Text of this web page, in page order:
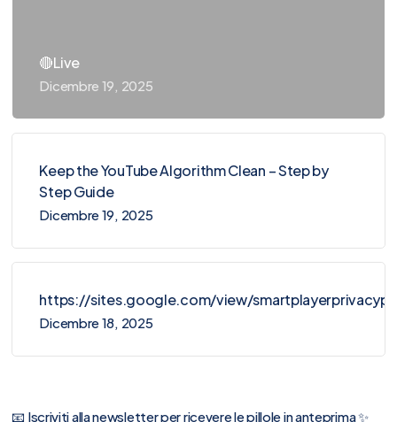
🔴Live
Dicembre 19, 2025
Keep the YouTube Algorithm Clean – Step by
Step Guide
Dicembre 19, 2025
https://sites.google.com/view/
Dicembre 18, 2025
📧 Iscriviti alla newsletter per ricevere le pillole in anteprima ✨